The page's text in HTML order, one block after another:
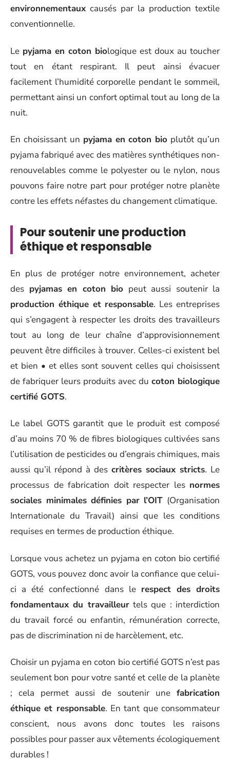
environnementaux causés par la production textile
conventionnelle.
Le pyjama en coton biologique est doux au toucher
tout en étant respirant. Il peut ainsi évacuer
facilement l’humidité corporelle pendant le sommeil,
permettant ainsi un confort optimal tout au long de la
nuit.
En choisissant un pyjama en coton bio plutôt qu’un
pyjama fabriqué avec des matières synthétiques non-
renouvelables comme le polyester ou le nylon, nous
pouvons faire notre part pour protéger notre planète
contre les effets néfastes du changement climatique.
Pour soutenir une production
éthique et responsable
En plus de protéger notre environnement, acheter
des pyjamas en coton bio peut aussi soutenir la
production éthique et responsable. Les entreprises
qui s’engagent à respecter les droits des travailleurs
tout au long de leur chaîne d’approvisionnement
peuvent être difficiles à trouver. Celles-ci existent bel
et bien • et elles sont souvent celles qui choisissent
de fabriquer leurs produits avec du coton biologique
certifié GOTS.
Le label GOTS garantit que le produit est composé
d’au moins 70 % de fibres biologiques cultivées sans
l’utilisation de pesticides ou d’engrais chimiques, mais
aussi qu’il répond à des critères sociaux stricts. Le
processus de fabrication doit respecter les normes
sociales minimales définies par l’OIT (Organisation
Internationale du Travail) ainsi que les conditions
requises en termes de production éthique.
Lorsque vous achetez un pyjama en coton bio certifié
GOTS, vous pouvez donc avoir la confiance que celui-
ci a été confectionné dans le respect des droits
fondamentaux du travailleurtels que : interdiction
du travail forcé ou enfantin, rémunération correcte,
pas de discrimination ni de harcèlement, etc.
Choisir un pyjama en coton bio certifié GOTS n’est pas
seulement bon pour votre santé et celle de la planète
; cela permet aussi de soutenir une fabrication
éthique et responsable. En tant que consommateur
conscient, nous avons donc toutes les raisons
possibles pour passer aux vêtements écologiquement
durables !